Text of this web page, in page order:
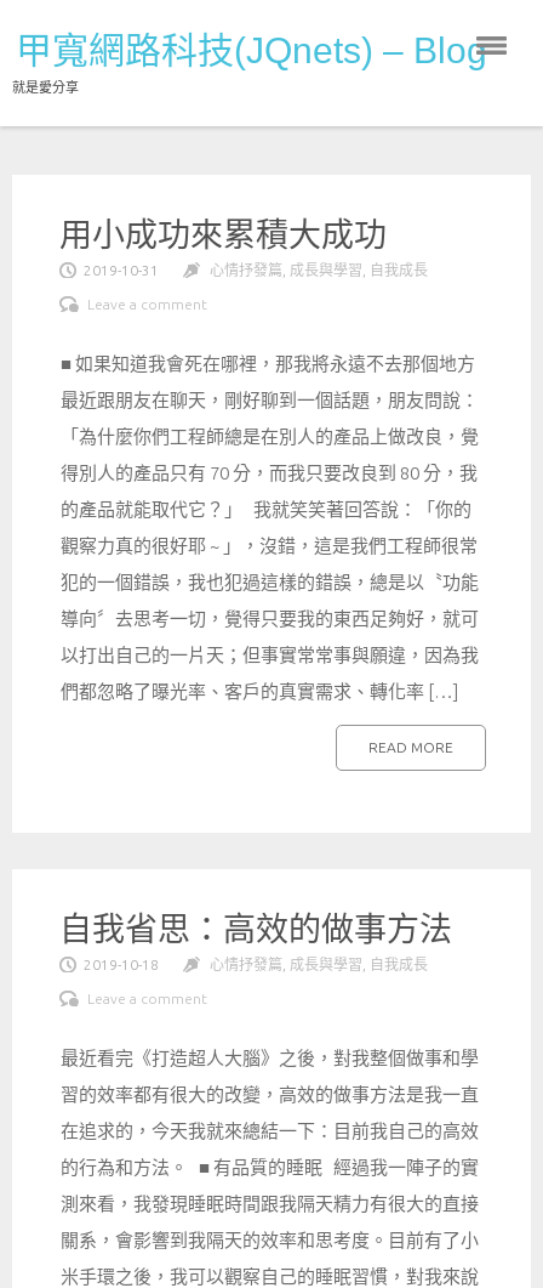
content
甲寬網路科技(JQnets) – Blog
就是愛分享
用小成功來累積大成功
2019-10-31 心情抒發篇 成長與學習 自我成長
Leave a comment
■ 如果知道我會死在哪裡，那我將永遠不去那個地方
最近跟朋友在聊天，剛好聊到一個話題，朋友問說：
「為什麼你們工程師總是在別人的產品上做改良，覺
得別人的產品只有 70 分，而我只要改良到 80 分，我
的產品就能取代它？」 我就笑笑著回答說：「你的
觀察力真的很好耶 ~ 」，沒錯，這是我們工程師很常
犯的一個錯誤，我也犯過這樣的錯誤，總是以〝功能
導向〞去思考一切，覺得只要我的東西足夠好，就可
以打出自己的一片天；但事實常常事與願違，因為我
們都忽略了曝光率、客戶的真實需求、轉化率 […]
READ MORE
自我省思：高效的做事方法
2019-10-18 心情抒發篇 成長與學習 自我成長
Leave a comment
最近看完《打造超人大腦》之後，對我整個做事和學
習的效率都有很大的改變，高效的做事方法是我一直
在追求的，今天我就來總結一下：目前我自己的高效
的行為和方法。 ■ 有品質的睡眠 經過我一陣子的實
測來看，我發現睡眠時間跟我隔天精力有很大的直接
關系，會影響到我隔天的效率和思考度。目前有了小
米手環之後，我可以觀察自己的睡眠習慣，對我來說